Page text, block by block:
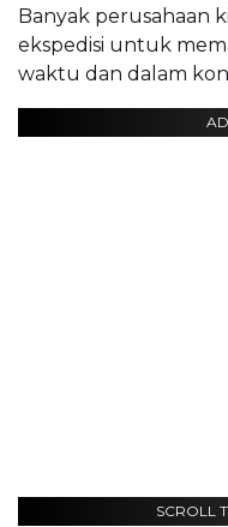
Banyak perusahaan
ekspedisi untuk
waktu dan dalam
SCROLL